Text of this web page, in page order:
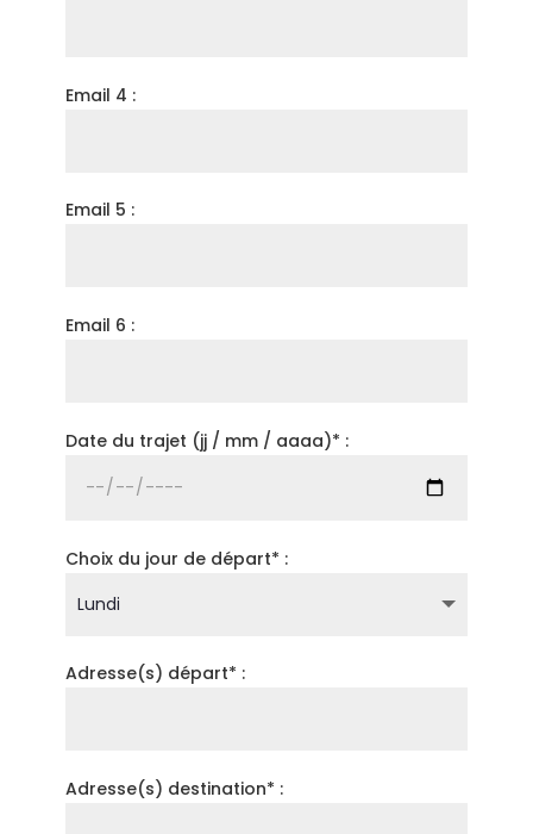
Email 4 :
Email 5 :
Email 6 :
Date du trajet (jj / mm / aaaa)* :
Choix du jour de départ* :
Adresse(s) départ* :
Adresse(s) destination* :